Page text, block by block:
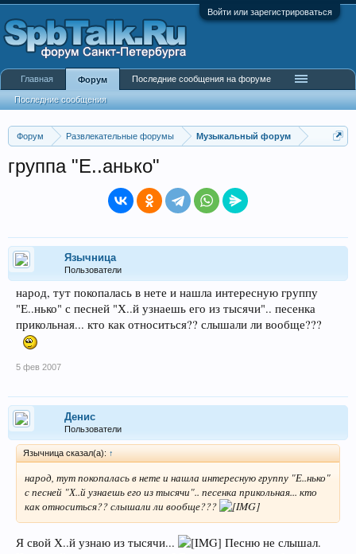
Войти или зарегистрироваться
Форум Развлекательные форумы Музыкальный форум
группа "Е..анько"
Язычница
Пользователи
народ, тут покопалась в нете и нашла интересную группу
"Е..нько" с песней "Х..й узнаешь его из тысячи".. песенка
прикольная... кто как относиться?? слышали ли вообще???
5 фев 2007
Денис
Пользователи
Язычница сказал(а): ↑
народ, тут покопалась в нете и нашла интересную группу "Е..нько"
с песней "Х..й узнаешь его из тысячи".. песенка прикольная... кто
как относиться?? слышали ли вообще???
Я свой Х..й узнаю из тысячи...
Песню не слышал.
Главная Форум
Последние сообщения
Последние сообщения на форуме